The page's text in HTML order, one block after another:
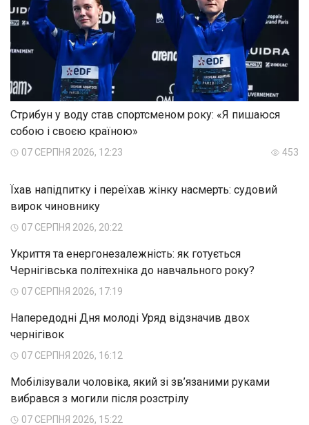
Стрибун у воду став спортсменом року: «Я пишаюся
собою і своєю країною»
07 СЕРПНЯ 2026, 12:23 453
Їхав напідпитку і переїхав жінку насмерть: судовий
вирок чиновнику
07 СЕРПНЯ 2026, 20:22
Укриття та енергонезалежність: як готується
Чернігівська політехніка до навчального року?
07 СЕРПНЯ 2026, 17:19
Напередодні Дня молоді Уряд відзначив двох
чернігівок
07 СЕРПНЯ 2026, 16:12
Мобілізували чоловіка, який зі зв’язаними руками
вибрався з могили після розстрілу
07 СЕРПНЯ 2026, 15:22